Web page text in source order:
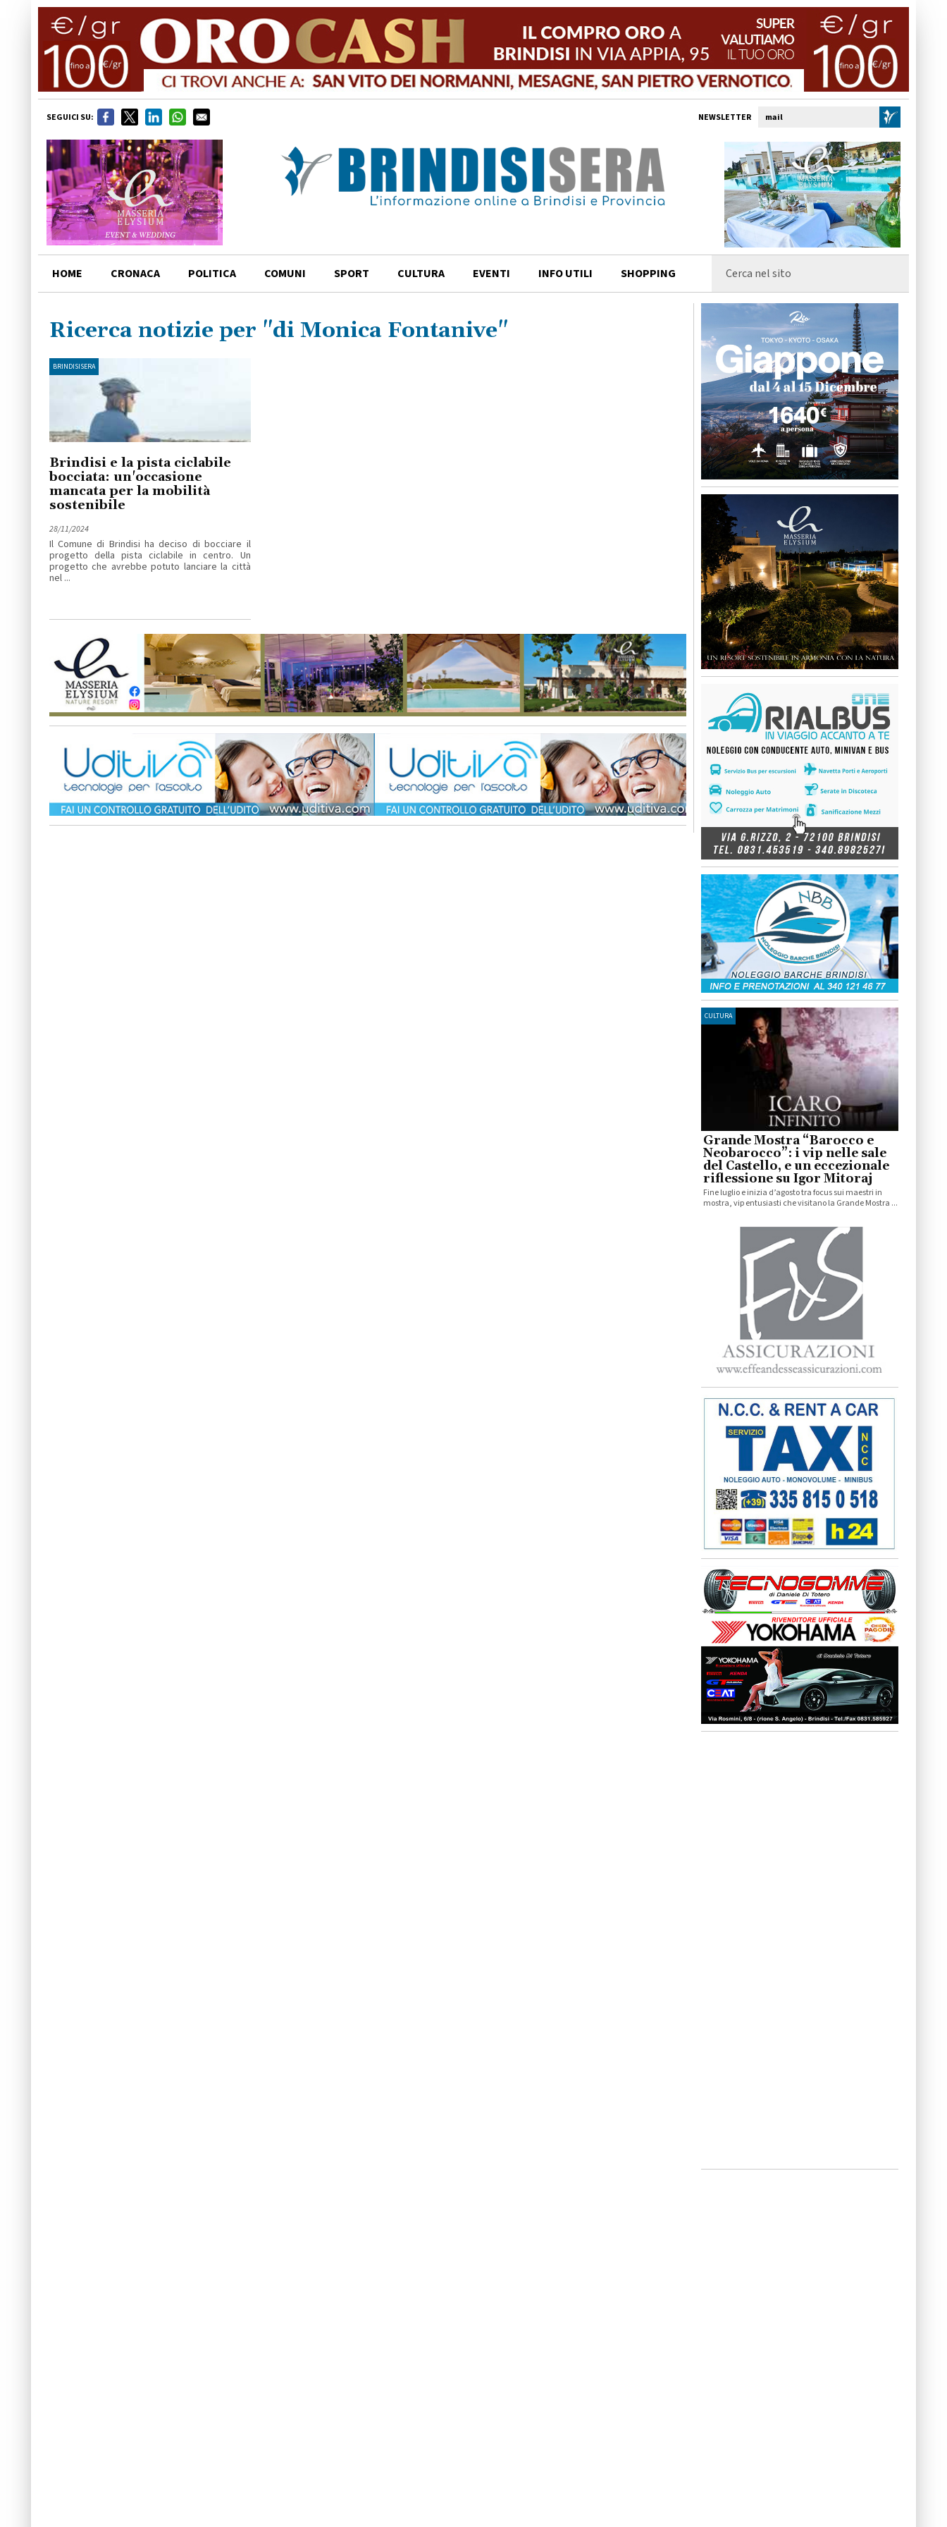
SEGUICI SU: NEWSLETTER
HOME CRONACA POLITICA COMUNI SPORT CULTURA EVENTI INFO UTILI SHOPPING
Ricerca notizie per "di Monica Fontanive"
BRINDISISERA
Brindisi e la pista ciclabile
bocciata: un'occasione
mancata per la mobilità
sostenibile
28/11/2024
Il Comune di Brindisi ha deciso di bocciare il
progetto della pista ciclabile in centro. Un
progetto che avrebbe potuto lanciare la città
nel ...
CULTURA
Grande Mostra “Barocco e
Neobarocco”: i vip nelle sale
del Castello, e un eccezionale
riflessione su Igor Mitoraj
Fine luglio e inizia d’agosto tra focus sui maestri in
mostra, vip entusiasti che visitano la Grande Mostra ...